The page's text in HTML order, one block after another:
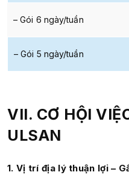
– Gói 6 ngày/tuần
– Gói 5 ngày/tuần
VII. CƠ HỘI
ULSAN
1. Vị trí địa lý thuận lợi –